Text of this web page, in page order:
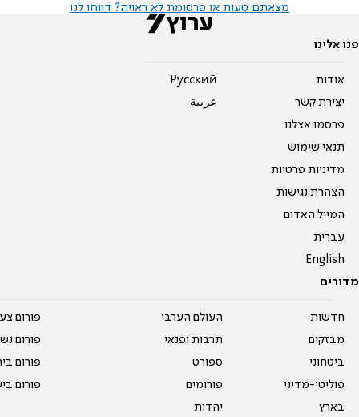
מצאתם טעות או פרסומת לא ראויה? דווחו לנו
פנו אלינו
אודות
יצירת קשר
פרסמו אצלנו
תנאי שימוש
מדיניות פרטיות
הצהרת נגישות
המייל האדום
עברית
English
Pусский
عربية
מדורים
חדשות
מבזקים
ביטחוני
פוליטי-מדיני
בארץ
העולם הערבי
תרבות ופנאי
ספורט
פורומים
יהדות
פורום
פורום
פורום
פורום